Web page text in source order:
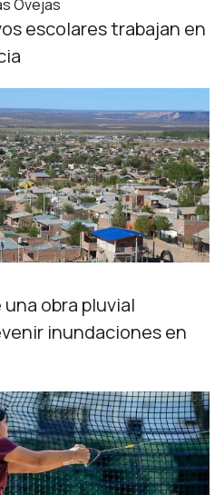
Ovejas
escolares trabajan en
obra pluvial
inundaciones en